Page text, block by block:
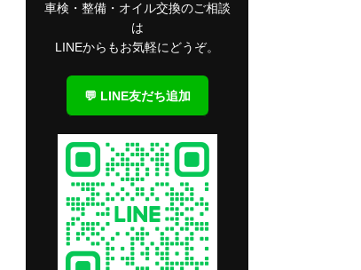
車検・整備・オイル交換のご相談
は
LINEからもお気軽にどうぞ。
💬 LINE友だち追加